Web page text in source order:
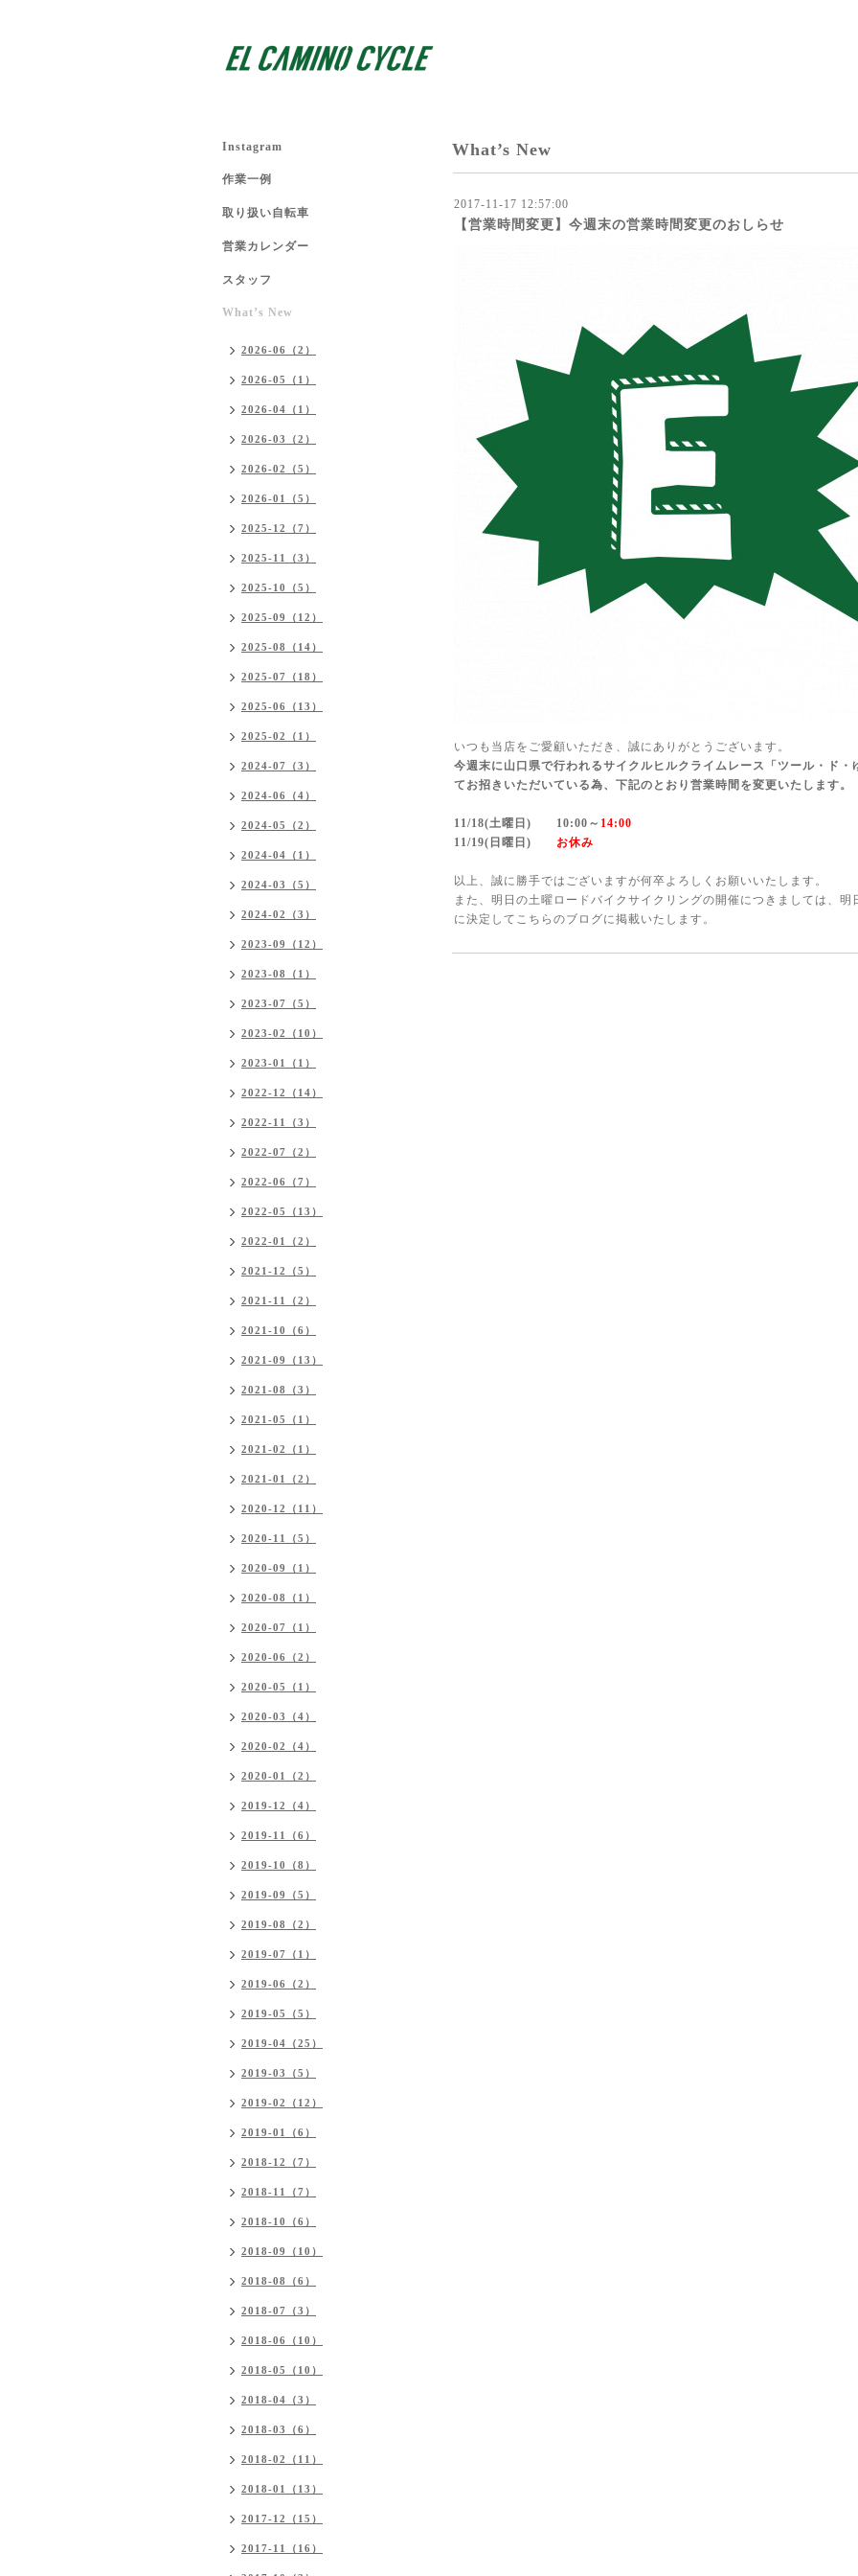
What’s New
2017-11-17 12:57:00
【営業時間変更】今週末の営業時間変更のおしらせ
いつも当店をご愛顧いただき、誠にありがとうございます。
今週末に山口県で行われるサイクルヒルクライムレース「ツール・ド
てお招きいただいている為、下記のとおり営業時間を変更いたします。
11/18(土曜日) 10:00～ 14:00
11/19(日曜日) お休み
以上、誠に勝手ではございますが何卒よろしくお願いいたします。
また、明日の土曜ロードバイクサイクリングの開催につきましては、
に決定してこちらのブログに掲載いたします。
Instagram
作業一例
取り扱い自転車
営業カレンダー
スタッフ
What’s New
2026-06（2）
2026-05（1）
2026-04（1）
2026-03（2）
2026-02（5）
2026-01（5）
2025-12（7）
2025-11（3）
2025-10（5）
2025-09（12）
2025-08（14）
2025-07（18）
2025-06（13）
2025-02（1）
2024-07（3）
2024-06（4）
2024-05（2）
2024-04（1）
2024-03（5）
2024-02（3）
2023-09（12）
2023-08（1）
2023-07（5）
2023-02（10）
2023-01（1）
2022-12（14）
2022-11（3）
2022-07（2）
2022-06（7）
2022-05（13）
2022-01（2）
2021-12（5）
2021-11（2）
2021-10（6）
2021-09（13）
2021-08（3）
2021-05（1）
2021-02（1）
2021-01（2）
2020-12（11）
2020-11（5）
2020-09（1）
2020-08（1）
2020-07（1）
2020-06（2）
2020-05（1）
2020-03（4）
2020-02（4）
2020-01（2）
2019-12（4）
2019-11（6）
2019-10（8）
2019-09（5）
2019-08（2）
2019-07（1）
2019-06（2）
2019-05（5）
2019-04（25）
2019-03（5）
2019-02（12）
2019-01（6）
2018-12（7）
2018-11（7）
2018-10（6）
2018-09（10）
2018-08（6）
2018-07（3）
2018-06（10）
2018-05（10）
2018-04（3）
2018-03（6）
2018-02（11）
2018-01（13）
2017-12（15）
2017-11（16）